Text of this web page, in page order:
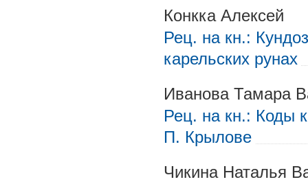
Конкка Алексей
Рец. на кн.:
карельских рунах
Иванова Тамара
Рец. на кн.: Коды
П. Крылове
Чикина Наталья